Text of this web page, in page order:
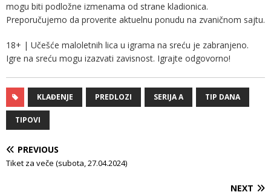
mogu biti podložne izmenama od strane kladionica.
Preporučujemo da proverite aktuelnu ponudu na zvaničnom sajtu.
18+ | Učešće maloletnih lica u igrama na sreću je zabranjeno.
Igre na sreću mogu izazvati zavisnost. Igrajte odgovorno!
KLAĐENJE PREDLOZI SERIJA A TIP DANA
TIPOVI
PREVIOUS
Tiket za veče (subota, 27.04.2024)
NEXT